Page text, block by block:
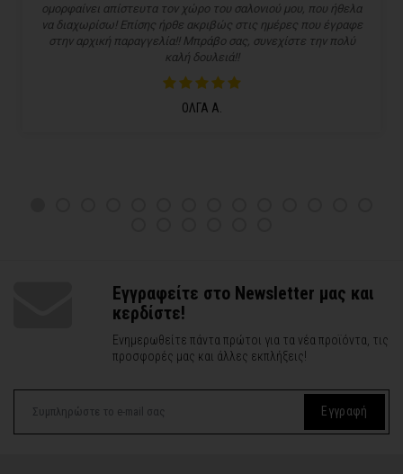
ομορφαίνει απίστευτα τον χώρο του σαλονιού μου, που ήθελα
να διαχωρίσω! Επίσης ήρθε ακριβώς στις ημέρες που έγραφε
στην αρχική παραγγελία!! Μπράβο σας, συνεχίστε την πολύ
καλή δουλειά!!
ΟΛΓΑ Α.
Εγγραφείτε στο Newsletter μας και
κερδίστε!
Ενημερωθείτε πάντα πρώτοι για τα νέα προϊόντα, τις
προσφορές μας και άλλες εκπλήξεις!
Εγγραφή